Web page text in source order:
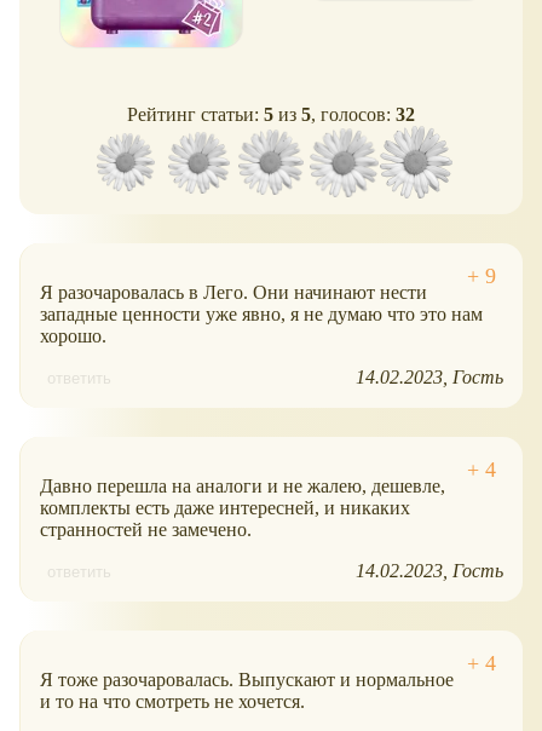
Рейтинг статьи: 5 из 5, голосов: 32
Я разочаровалась в Лего. Они начинают нести
западные ценности уже явно, я не думаю что это нам
хорошо.
ответить 14.02.2023 Гость
Давно перешла на аналоги и не жалею, дешевле,
комплекты есть даже интересней, и никаких
странностей не замечено.
ответить 14.02.2023 Гость
Я тоже разочаровалась. Выпускают и нормальное
и то на что смотреть не хочется.